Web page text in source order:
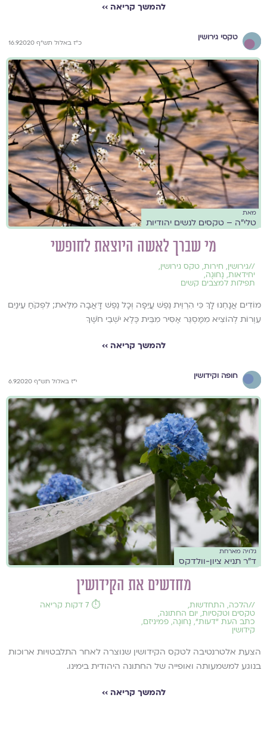
להמשך קריאה ››
טקסי גירושין
כ"ז באלול תש"ף 16.9.2020
מאת
טלי"ה – טקסים לנשים יהודיות
מי שברך לאשה היוצאת לחופשי
//גירושין, חירות, טקס גירושין,
יחידאות, נָחוּגָה,
תפילות למצבים קשים
מוֹדִים אֲנָחְנוּ לָךְ כִּי הִרְוֵית נֶפֶשׁ עֲיֵפָה וְכָל נֶפֶשׁ דָּאֲבָה מִלֵּאת; לִפְקֹחַ עֵינַיִם
עִוְרוֹת לְהוֹצִיא מִמַּסְגֵּר אַסִּיר מִבֵּית כֶּלֶא יֹשְׁבֵי חֹשֶׁךְ
להמשך קריאה ››
חופה וקידושין
י"ז באלול תש"ף 6.9.2020
גלויה מארחת
ד"ר תניא ציון-וולדקס
מחדשים את הקידושין
//הלכה, התחדשות,
טקסים וטקסיות, יום החתונה,
כתב העת ״דעות״, נָחוּגָה, פמיניזם,
קידושין
⏱️ 7 דקות קריאה
הצעת אלטרנטיבה לטקס הקידושין שנוצרה לאחר התלבטויות ארוכות
בנוגע למשמעותה ואופייה של החתונה היהודית בימינו.
להמשך קריאה ››